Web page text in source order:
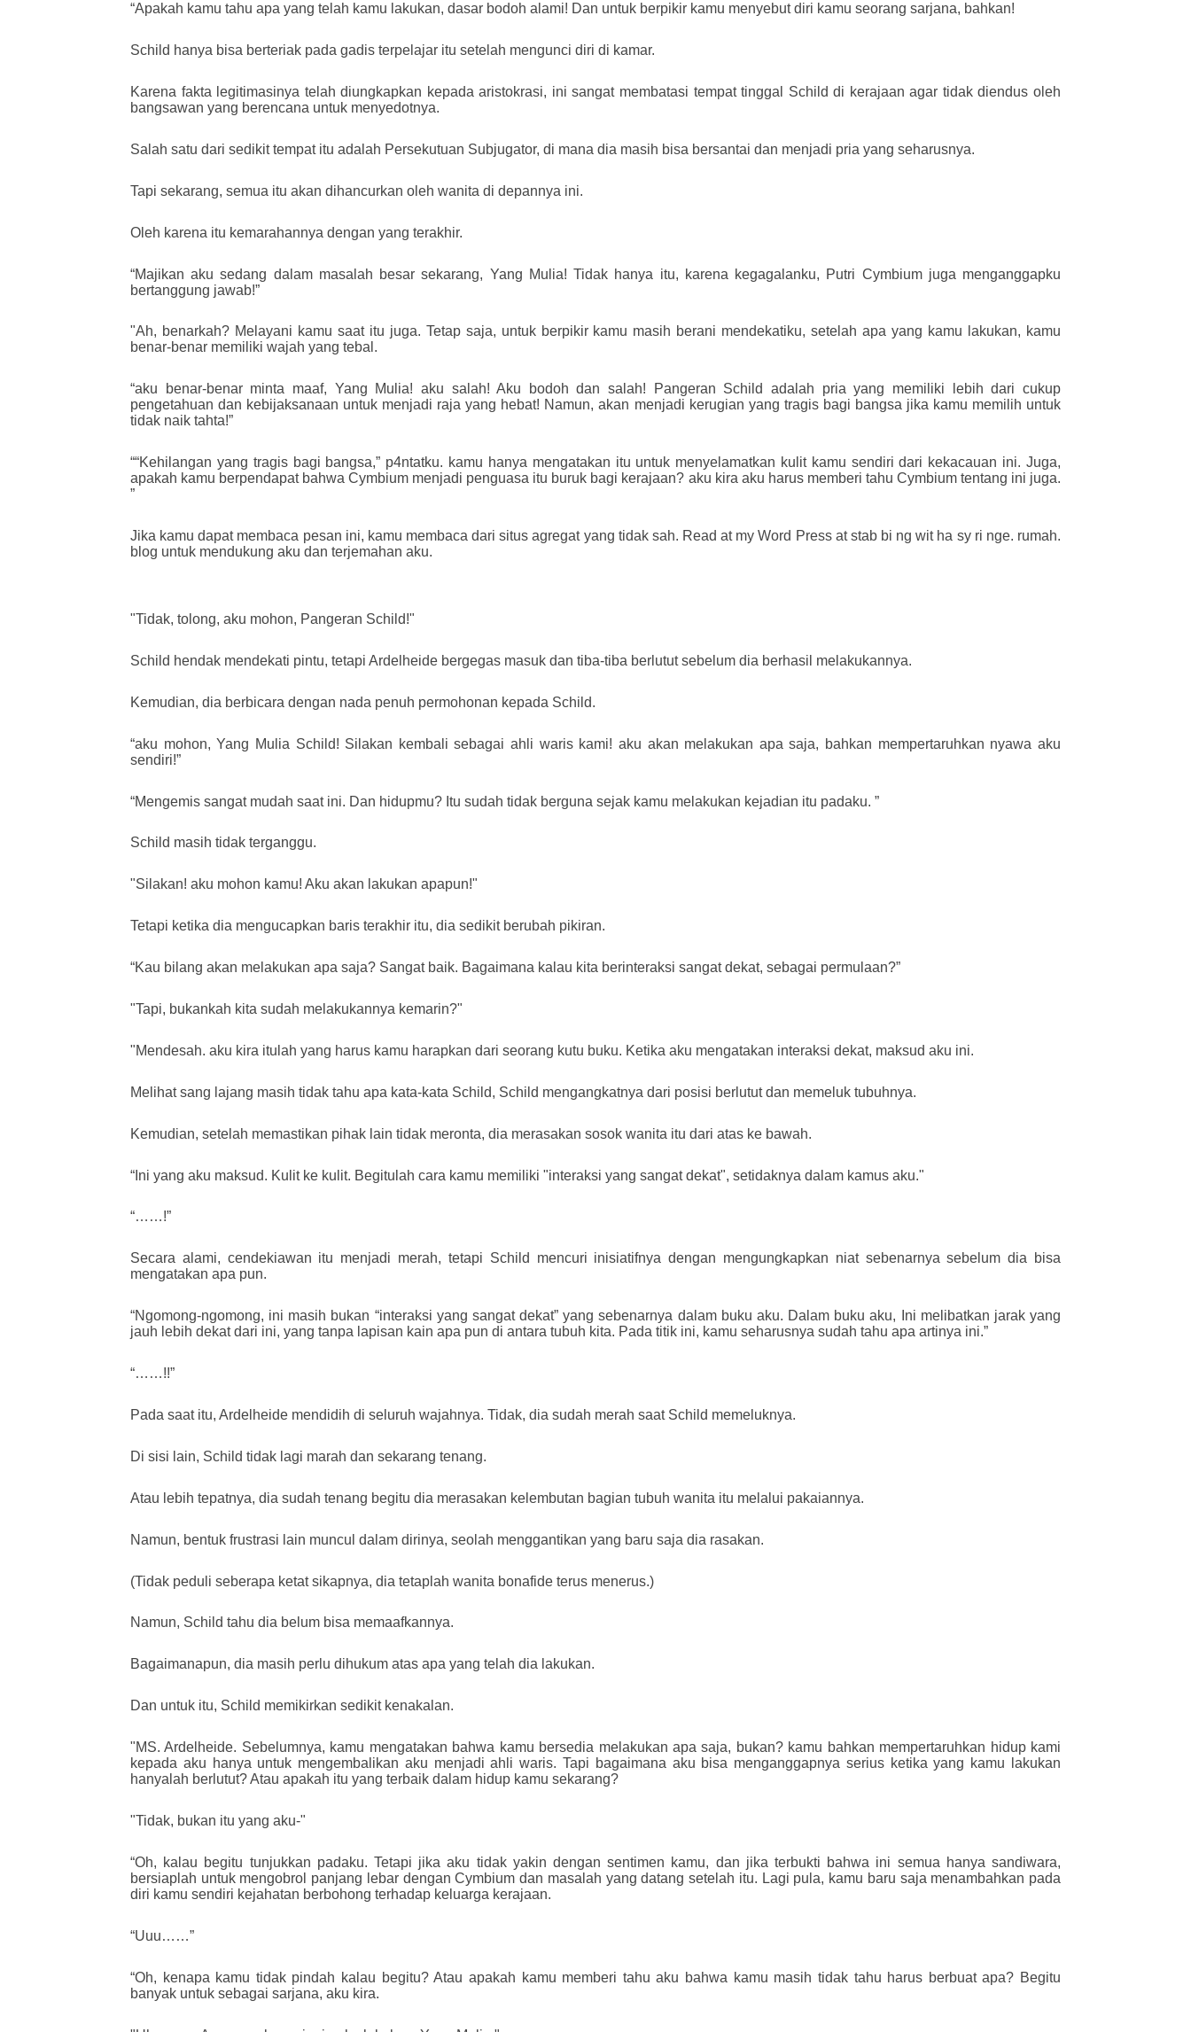
“Apakah kamu tahu apa yang telah kamu lakukan, dasar bodoh alami! Dan untuk berpikir kamu menyebut diri kamu seorang sarjana, bahkan!
Schild hanya bisa berteriak pada gadis terpelajar itu setelah mengunci diri di kamar.
Karena fakta legitimasinya telah diungkapkan kepada aristokrasi, ini sangat membatasi tempat tinggal Schild di kerajaan agar tidak diendus oleh
bangsawan yang berencana untuk menyedotnya.
Salah satu dari sedikit tempat itu adalah Persekutuan Subjugator, di mana dia masih bisa bersantai dan menjadi pria yang seharusnya.
Tapi sekarang, semua itu akan dihancurkan oleh wanita di depannya ini.
Oleh karena itu kemarahannya dengan yang terakhir.
“Majikan aku sedang dalam masalah besar sekarang, Yang Mulia! Tidak hanya itu, karena kegagalanku, Putri Cymbium juga menganggapku
bertanggung jawab!”
"Ah, benarkah? Melayani kamu saat itu juga. Tetap saja, untuk berpikir kamu masih berani mendekatiku, setelah apa yang kamu lakukan, kamu
benar-benar memiliki wajah yang tebal.
“aku benar-benar minta maaf, Yang Mulia! aku salah! Aku bodoh dan salah! Pangeran Schild adalah pria yang memiliki lebih dari cukup
pengetahuan dan kebijaksanaan untuk menjadi raja yang hebat! Namun, akan menjadi kerugian yang tragis bagi bangsa jika kamu memilih untuk
tidak naik tahta!”
““Kehilangan yang tragis bagi bangsa,” p4ntatku. kamu hanya mengatakan itu untuk menyelamatkan kulit kamu sendiri dari kekacauan ini. Juga,
apakah kamu berpendapat bahwa Cymbium menjadi penguasa itu buruk bagi kerajaan? aku kira aku harus memberi tahu Cymbium tentang ini juga.
”
Jika kamu dapat membaca pesan ini, kamu membaca dari situs agregat yang tidak sah. Read at my Word Press at stab bi ng wit ha sy ri nge. rumah.
blog untuk mendukung aku dan terjemahan aku.
"Tidak, tolong, aku mohon, Pangeran Schild!"
Schild hendak mendekati pintu, tetapi Ardelheide bergegas masuk dan tiba-tiba berlutut sebelum dia berhasil melakukannya.
Kemudian, dia berbicara dengan nada penuh permohonan kepada Schild.
“aku mohon, Yang Mulia Schild! Silakan kembali sebagai ahli waris kami! aku akan melakukan apa saja, bahkan mempertaruhkan nyawa aku
sendiri!”
“Mengemis sangat mudah saat ini. Dan hidupmu? Itu sudah tidak berguna sejak kamu melakukan kejadian itu padaku. ”
Schild masih tidak terganggu.
"Silakan! aku mohon kamu! Aku akan lakukan apapun!"
Tetapi ketika dia mengucapkan baris terakhir itu, dia sedikit berubah pikiran.
“Kau bilang akan melakukan apa saja? Sangat baik. Bagaimana kalau kita berinteraksi sangat dekat, sebagai permulaan?”
"Tapi, bukankah kita sudah melakukannya kemarin?"
"Mendesah. aku kira itulah yang harus kamu harapkan dari seorang kutu buku. Ketika aku mengatakan interaksi dekat, maksud aku ini.
Melihat sang lajang masih tidak tahu apa kata-kata Schild, Schild mengangkatnya dari posisi berlutut dan memeluk tubuhnya.
Kemudian, setelah memastikan pihak lain tidak meronta, dia merasakan sosok wanita itu dari atas ke bawah.
“Ini yang aku maksud. Kulit ke kulit. Begitulah cara kamu memiliki "interaksi yang sangat dekat", setidaknya dalam kamus aku."
“……!”
Secara alami, cendekiawan itu menjadi merah, tetapi Schild mencuri inisiatifnya dengan mengungkapkan niat sebenarnya sebelum dia bisa
mengatakan apa pun.
“Ngomong-ngomong, ini masih bukan “interaksi yang sangat dekat” yang sebenarnya dalam buku aku. Dalam buku aku, Ini melibatkan jarak yang
jauh lebih dekat dari ini, yang tanpa lapisan kain apa pun di antara tubuh kita. Pada titik ini, kamu seharusnya sudah tahu apa artinya ini.”
“……!!”
Pada saat itu, Ardelheide mendidih di seluruh wajahnya. Tidak, dia sudah merah saat Schild memeluknya.
Di sisi lain, Schild tidak lagi marah dan sekarang tenang.
Atau lebih tepatnya, dia sudah tenang begitu dia merasakan kelembutan bagian tubuh wanita itu melalui pakaiannya.
Namun, bentuk frustrasi lain muncul dalam dirinya, seolah menggantikan yang baru saja dia rasakan.
(Tidak peduli seberapa ketat sikapnya, dia tetaplah wanita bonafide terus menerus.)
Namun, Schild tahu dia belum bisa memaafkannya.
Bagaimanapun, dia masih perlu dihukum atas apa yang telah dia lakukan.
Dan untuk itu, Schild memikirkan sedikit kenakalan.
"MS. Ardelheide. Sebelumnya, kamu mengatakan bahwa kamu bersedia melakukan apa saja, bukan? kamu bahkan mempertaruhkan hidup kami
kepada aku hanya untuk mengembalikan aku menjadi ahli waris. Tapi bagaimana aku bisa menganggapnya serius ketika yang kamu lakukan
hanyalah berlutut? Atau apakah itu yang terbaik dalam hidup kamu sekarang?
"Tidak, bukan itu yang aku-"
“Oh, kalau begitu tunjukkan padaku. Tetapi jika aku tidak yakin dengan sentimen kamu, dan jika terbukti bahwa ini semua hanya sandiwara,
bersiaplah untuk mengobrol panjang lebar dengan Cymbium dan masalah yang datang setelah itu. Lagi pula, kamu baru saja menambahkan pada
diri kamu sendiri kejahatan berbohong terhadap keluarga kerajaan.
“Uuu……”
“Oh, kenapa kamu tidak pindah kalau begitu? Atau apakah kamu memberi tahu aku bahwa kamu masih tidak tahu harus berbuat apa? Begitu
banyak untuk sebagai sarjana, aku kira.